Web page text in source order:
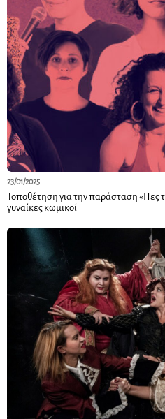
23/01/2025
Τοποθέτηση για την παράσταση «Πες
γυναίκες κωμικοί